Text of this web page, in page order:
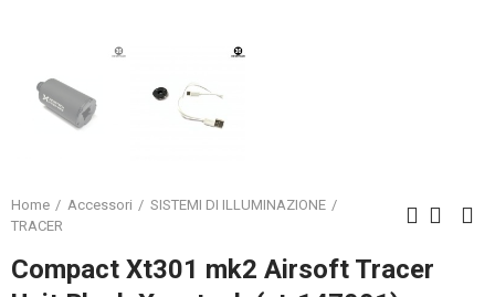
Home Accessori
SISTEMI DI ILLUMINAZIONE
TRACER
Compact Xt301 mk2 Airsoft Tracer